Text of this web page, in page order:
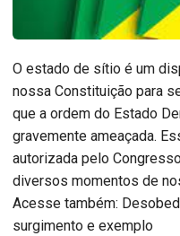
O estado de sítio é um
nossa Constituição para
que a ordem do Estado
gravemente ameaçada.
autorizada pelo
diversos momentos de
Acesse também:
surgimento e exemplo